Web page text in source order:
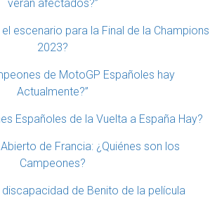
verán afectados?”
escenario para la Final de la Champions
2023?
de MotoGP Españoles hay
Actualmente?”
Españoles de la Vuelta a España Hay?
de Francia: ¿Quiénes son los
Campeones?
de Benito de la película